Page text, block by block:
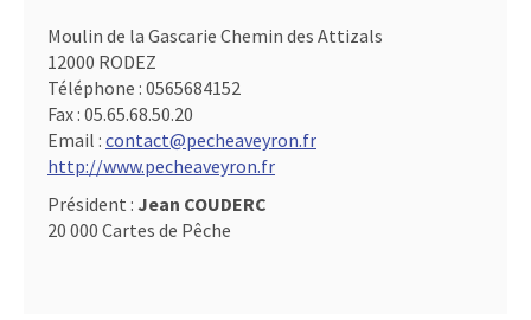
Moulin de la Gascarie Chemin des Attizals
12000 RODEZ
Téléphone : 0565684152
Fax : 05.65.68.50.20
Email : contact@pecheaveyron.fr
http://www.pecheaveyron.fr
Président : Jean COUDERC
20 000 Cartes de Pêche